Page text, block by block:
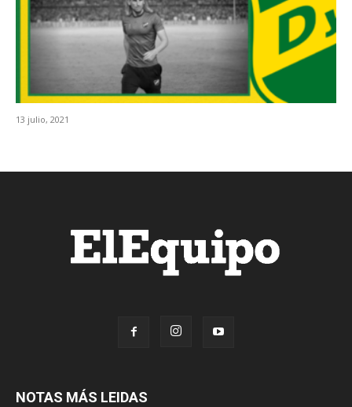
13 julio, 2021
NOTAS MÁS LEIDAS